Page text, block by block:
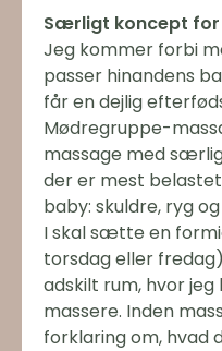
Særligt koncept
Jeg kommer forbi
passer hinandens
får en dejlig
Mødregruppe-
massage med
der er mest
baby: skuldre, ryg
I skal sætte en
torsdag eller
adskilt rum, hvor
massere. Inden
forklaring om, hvad